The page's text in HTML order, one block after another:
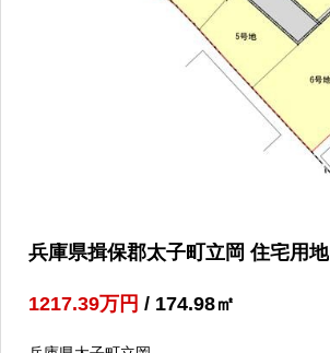
兵庫県揖保郡太子町立岡 住宅用地
1217.39万円 / 174.98㎡